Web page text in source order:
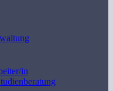
in